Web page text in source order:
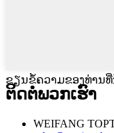
ຂຽນຂໍ້ຄວາມຂອງທ່ານ
ຕິດຕໍ່ພວກເຮົາ
WEIFANG